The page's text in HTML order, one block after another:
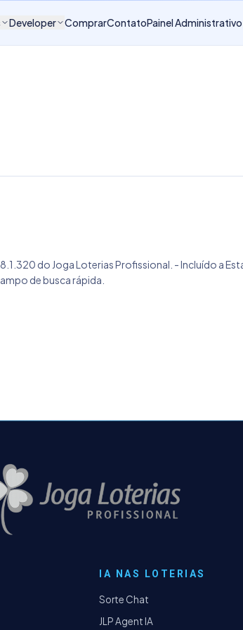
Developer ComprarContatoPainel Administrativo
do Joga Loterias Profissional. - Incluído a
de busca rápida.
IA NAS LOTERIAS
Sorte Chat
JLP Agent IA